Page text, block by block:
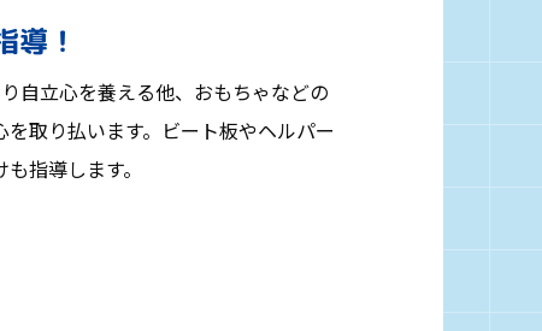
導！
自立心を養える他、おもちゃなどの
取り払います。ビート板やヘルパー
指導します。